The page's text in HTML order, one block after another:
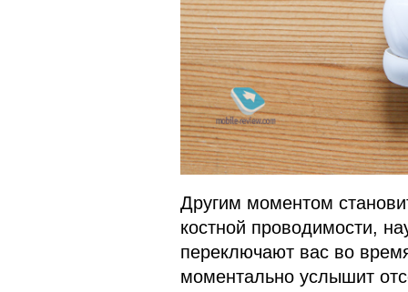
Другим моментом
костной проводимости,
переключают вас во
моментально услышит